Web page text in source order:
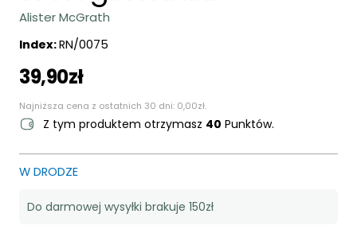
Alister McGrath
Index:RN/0075
39,90zł
Najniższa cena z ostatnich 30 dni: 0,00zł.
Z tym produktem otrzymasz 40 Punktów.
W DRODZE
Do darmowej wysyłki brakuje 150zł